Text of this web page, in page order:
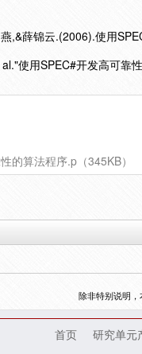
,&薛锦云.(2006).使用
使用SPEC#开发高可靠
的算法程序.p（345KB）
除非特别说明，
首页 研究单元